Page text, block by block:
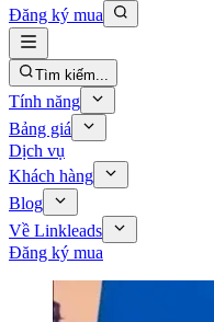
Đăng ký mua
Tìm kiếm...
Tính năng
Bảng giá
Dịch vụ
Khách hàng
Blog
Về Linkleads
Đăng ký mua